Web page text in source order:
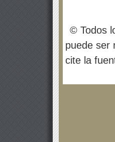
© Todos
puede ser
cite la